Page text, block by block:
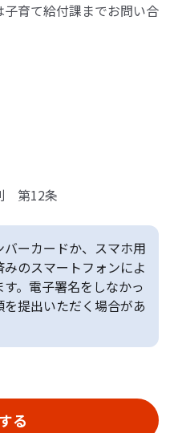
育て給付課までお問い合
第12条
ーカードか、スマホ用
のスマートフォンによ
。電子署名をしなかっ
提出いただく場合があ